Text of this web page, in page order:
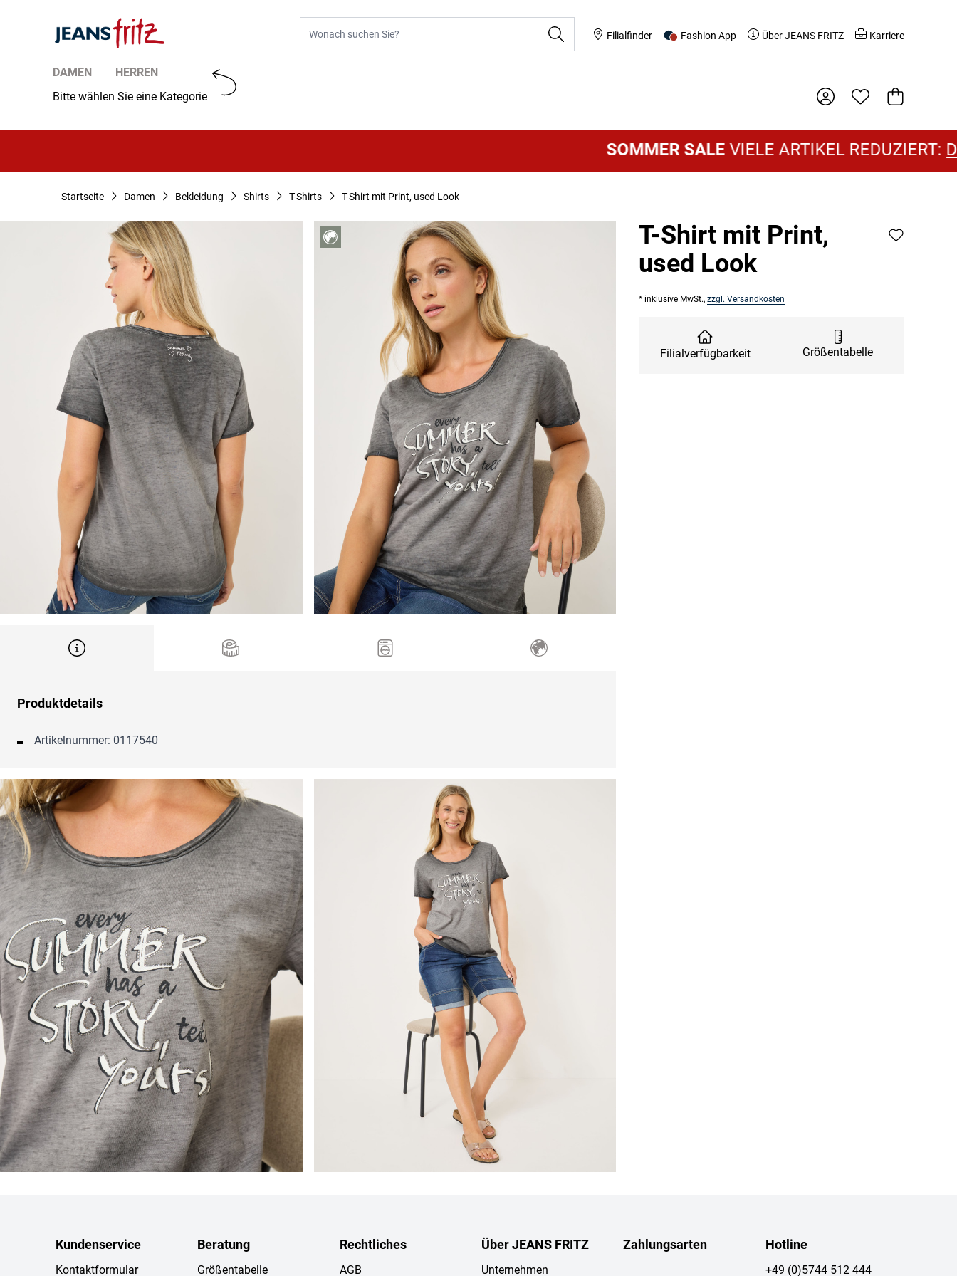
Filialfinder Fashion App Über JEANS FRITZ Karriere
DAMEN
HERREN
Bitte wählen Sie eine Kategorie
Warenkorb
SOMMER SALEVIELE ARTIKEL REDUZIERT:
Startseite Damen Bekleidung Shirts T-Shirts T-Shirt mit Print, used Look
Produktdetails
Artikelnummer: 0117540
T-Shirt mit Print,
used Look
* inklusive MwSt., zzgl. Versandkosten
Filialverfügbarkeit Größentabelle
Kundenservice
Kontaktformular
Beratung
Größentabelle
Rechtliches
AGB
Über JEANS FRITZ
Unternehmen
Zahlungsarten Hotline
+49 (0)5744 512 444